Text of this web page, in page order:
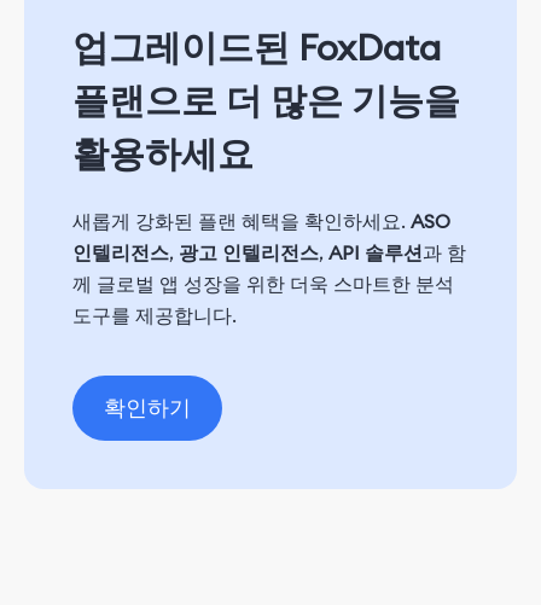
업그레이드된 FoxData
플랜으로 더 많은 기능을
활용하세요
새롭게 강화된 플랜 혜택을 확인하세요. ASO
인텔리전스, 광고 인텔리전스, API 솔루션과 함
께 글로벌 앱 성장을 위한 더욱 스마트한 분석
도구를 제공합니다.
확인하기